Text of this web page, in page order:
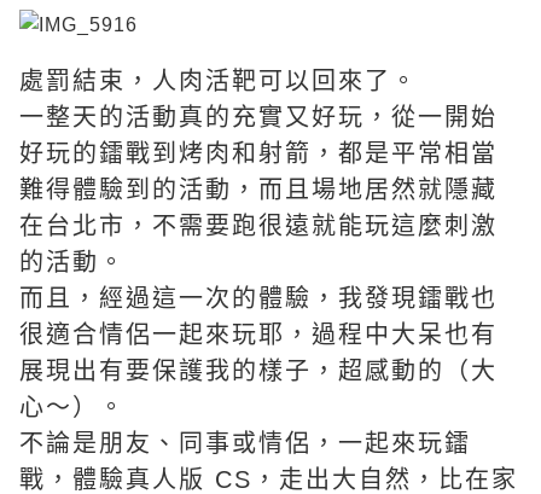
處罰結束，人肉活靶可以回來了。
一整天的活動真的充實又好玩，從一開始
好玩的鐳戰到烤肉和射箭，都是平常相當
難得體驗到的活動，而且場地居然就隱藏
在台北市，不需要跑很遠就能玩這麼刺激
的活動。
而且，經過這一次的體驗，我發現鐳戰也
很適合情侶一起來玩耶，過程中大呆也有
展現出有要保護我的樣子，超感動的（大
心～）。
不論是朋友、同事或情侶，一起來玩鐳
戰，體驗真人版 CS，走出大自然，比在家